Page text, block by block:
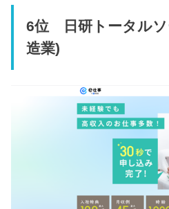
6位 日研トータルソ
造業)